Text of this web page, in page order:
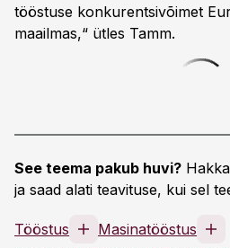
tööstuse konkurentsivõimet
maailmas,“ ütles Tamm.
See teema pakub huvi?
ja saad alati teavituse, kui sel
Tööstus
Masinatööstus